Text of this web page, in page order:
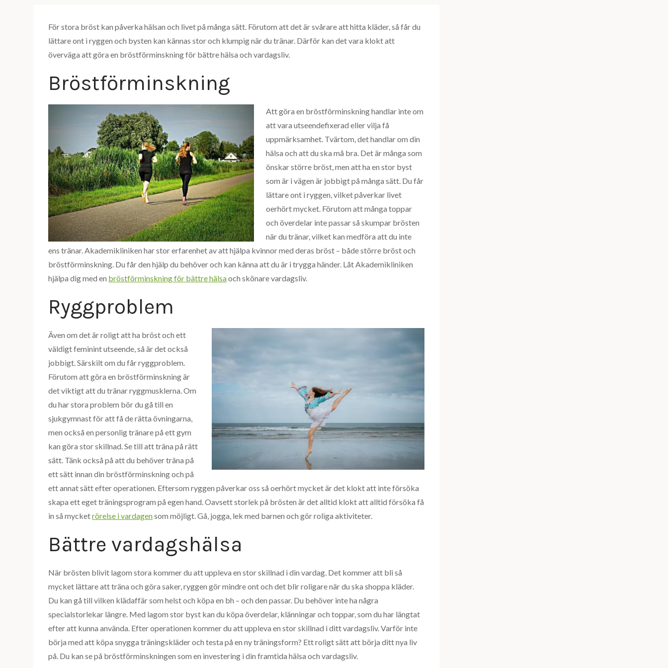
För stora bröst kan påverka hälsan och livet på många sätt. Förutom att det är svårare att hitta kläder, så får du
lättare ont i ryggen och bysten kan kännas stor och klumpig när du tränar. Därför kan det vara klokt att
överväga att göra en bröstförminskning för bättre hälsa och vardagsliv.
Bröstförminskning
Att göra en bröstförminskning handlar inte om
att vara utseendefixerad eller vilja få
uppmärksamhet. Tvärtom, det handlar om din
hälsa och att du ska må bra. Det är många som
önskar större bröst, men att ha en stor byst
som är i vägen är jobbigt på många sätt. Du får
lättare ont i ryggen, vilket påverkar livet
oerhört mycket. Förutom att många toppar
och överdelar inte passar så skumpar brösten
när du tränar, vilket kan medföra att du inte
ens tränar. Akademikliniken har stor erfarenhet av att hjälpa kvinnor med deras bröst – både större bröst och
bröstförminskning. Du får den hjälp du behöver och kan känna att du är i trygga händer. Låt Akademikliniken
hjälpa dig med en bröstförminskning för bättre hälsaoch skönare vardagsliv.
Ryggproblem
Även om det är roligt att ha bröst och ett
väldigt feminint utseende, så är det också
jobbigt. Särskilt om du får ryggproblem.
Förutom att göra en bröstförminskning är
det viktigt att du tränar ryggmusklerna. Om
du har stora problem bör du gå till en
sjukgymnast för att få de rätta övningarna,
men också en personlig tränare på ett gym
kan göra stor skillnad. Se till att träna på rätt
sätt. Tänk också på att du behöver träna på
ett sätt innan din bröstförminskning och på
ett annat sätt efter operationen. Eftersom ryggen påverkar oss så oerhört mycket är det klokt att inte försöka
skapa ett eget träningsprogram på egen hand. Oavsett storlek på brösten är det alltid klokt att alltid försöka få
in så mycketrörelse i vardagensom möjligt. Gå, jogga, lek med barnen och gör roliga aktiviteter.
Bättre vardagshälsa
När brösten blivit lagom stora kommer du att uppleva en stor skillnad i din vardag. Det kommer att bli så
mycket lättare att träna och göra saker, ryggen gör mindre ont och det blir roligare när du ska shoppa kläder.
Du kan gå till vilken klädaffär som helst och köpa en bh – och den passar. Du behöver inte ha några
specialstorlekar längre. Med lagom stor byst kan du köpa överdelar, klänningar och toppar, som du har längtat
efter att kunna använda. Efter operationen kommer du att uppleva en stor skillnad i ditt vardagsliv. Varför inte
börja med att köpa snygga träningskläder och testa på en ny träningsform? Ett roligt sätt att börja ditt nya liv
på. Du kan se på bröstförminskningen som en investering i din framtida hälsa och vardagsliv.